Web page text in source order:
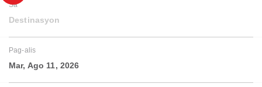
Sa
Destinasyon
Pag-alis
Mar, Ago 11, 2026